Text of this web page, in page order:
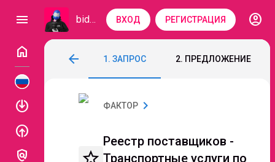
menu bidzaar ВХОД РЕГИСТРАЦИЯ
account_circle
home
enable
enable
policy
arrow_back
Реестр поставщиков - Транспортные
1. ЗАПРОС 2. ПРЕДЛОЖЕНИЕ
ФАКТОР chevron_right
Реестр поставщиков -
Транспортные услуги по